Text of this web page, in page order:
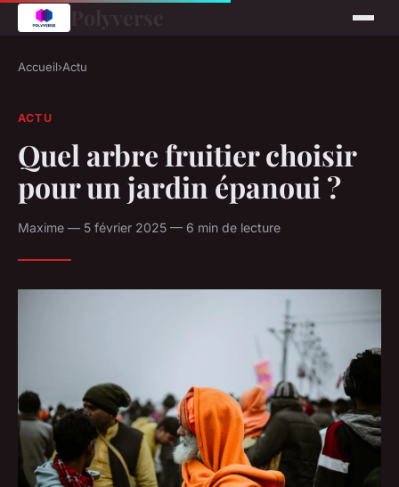
Accueil›Actu
ACTU
Quel arbre fruitier choisir
pour un jardin épanoui ?
Maxime — 5 février 2025 — 6 min de lecture